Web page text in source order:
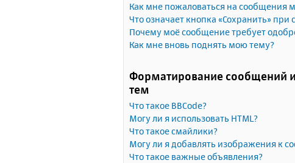
Как мне пожаловаться на сообщения
Что означает кнопка «Сохранить»
Почему моё сообщение требует
Как мне вновь поднять мою тему?
Форматирование сообщений
тем
Что такое BBCode?
Могу ли я использовать HTML?
Что такое смайлики?
Могу ли я добавлять изображения к
Что такое важные объявления?